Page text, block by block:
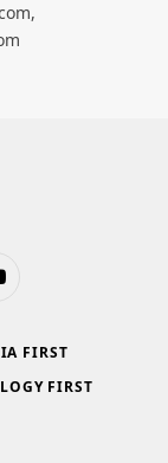
FIRST
FIRST